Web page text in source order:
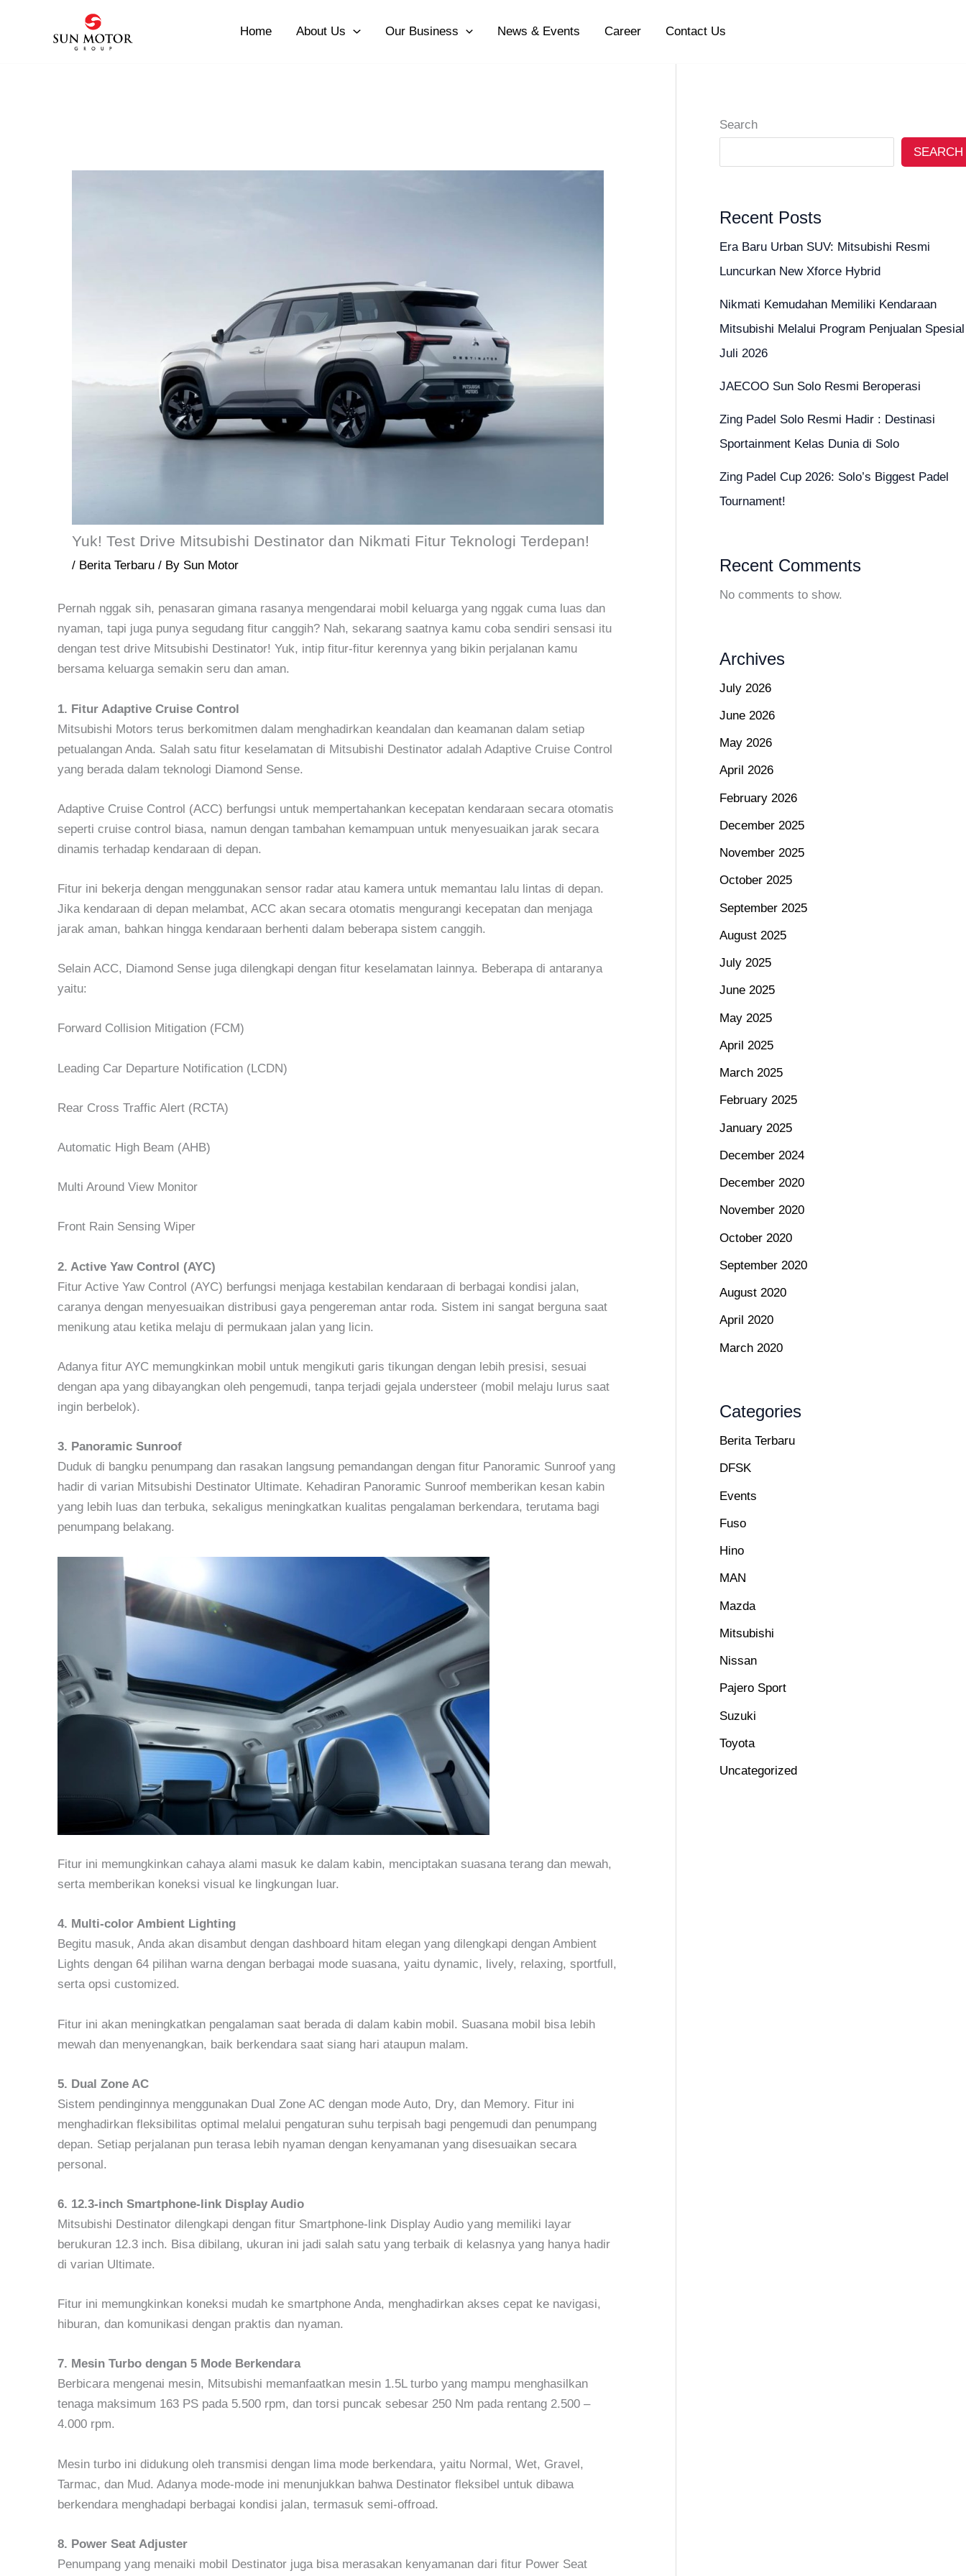
Home About Us Our Business News & Events Career Contact Us
Yuk! Test Drive Mitsubishi Destinator dan Nikmati Fitur Teknologi Terdepan!
/ Berita Terbaru / By Sun Motor
Pernah nggak sih, penasaran gimana rasanya mengendarai mobil keluarga yang nggak cuma luas dan
nyaman, tapi juga punya segudang fitur canggih? Nah, sekarang saatnya kamu coba sendiri sensasi itu
dengan test drive Mitsubishi Destinator! Yuk, intip fitur-fitur kerennya yang bikin perjalanan kamu
bersama keluarga semakin seru dan aman.
1. Fitur Adaptive Cruise Control
Mitsubishi Motors terus berkomitmen dalam menghadirkan keandalan dan keamanan dalam setiap
petualangan Anda. Salah satu fitur keselamatan di Mitsubishi Destinator adalah Adaptive Cruise Control
yang berada dalam teknologi Diamond Sense.
Adaptive Cruise Control (ACC) berfungsi untuk mempertahankan kecepatan kendaraan secara otomatis
seperti cruise control biasa, namun dengan tambahan kemampuan untuk menyesuaikan jarak secara
dinamis terhadap kendaraan di depan.
Fitur ini bekerja dengan menggunakan sensor radar atau kamera untuk memantau lalu lintas di depan.
Jika kendaraan di depan melambat, ACC akan secara otomatis mengurangi kecepatan dan menjaga
jarak aman, bahkan hingga kendaraan berhenti dalam beberapa sistem canggih.
Selain ACC, Diamond Sense juga dilengkapi dengan fitur keselamatan lainnya. Beberapa di antaranya
yaitu:
Forward Collision Mitigation (FCM)
Leading Car Departure Notification (LCDN)
Rear Cross Traffic Alert (RCTA)
Automatic High Beam (AHB)
Multi Around View Monitor
Front Rain Sensing Wiper
2. Active Yaw Control (AYC)
Fitur Active Yaw Control (AYC) berfungsi menjaga kestabilan kendaraan di berbagai kondisi jalan,
caranya dengan menyesuaikan distribusi gaya pengereman antar roda. Sistem ini sangat berguna saat
menikung atau ketika melaju di permukaan jalan yang licin.
Adanya fitur AYC memungkinkan mobil untuk mengikuti garis tikungan dengan lebih presisi, sesuai
dengan apa yang dibayangkan oleh pengemudi, tanpa terjadi gejala understeer (mobil melaju lurus saat
ingin berbelok).
3. Panoramic Sunroof
Duduk di bangku penumpang dan rasakan langsung pemandangan dengan fitur Panoramic Sunroof yang
hadir di varian Mitsubishi Destinator Ultimate. Kehadiran Panoramic Sunroof memberikan kesan kabin
yang lebih luas dan terbuka, sekaligus meningkatkan kualitas pengalaman berkendara, terutama bagi
penumpang belakang.
Fitur ini memungkinkan cahaya alami masuk ke dalam kabin, menciptakan suasana terang dan mewah,
serta memberikan koneksi visual ke lingkungan luar.
4. Multi-color Ambient Lighting
Begitu masuk, Anda akan disambut dengan dashboard hitam elegan yang dilengkapi dengan Ambient
Lights dengan 64 pilihan warna dengan berbagai mode suasana, yaitu dynamic, lively, relaxing, sportfull,
serta opsi customized.
Fitur ini akan meningkatkan pengalaman saat berada di dalam kabin mobil. Suasana mobil bisa lebih
mewah dan menyenangkan, baik berkendara saat siang hari ataupun malam.
5. Dual Zone AC
Sistem pendinginnya menggunakan Dual Zone AC dengan mode Auto, Dry, dan Memory. Fitur ini
menghadirkan fleksibilitas optimal melalui pengaturan suhu terpisah bagi pengemudi dan penumpang
depan. Setiap perjalanan pun terasa lebih nyaman dengan kenyamanan yang disesuaikan secara
personal.
6. 12.3-inch Smartphone-link Display Audio
Mitsubishi Destinator dilengkapi dengan fitur Smartphone-link Display Audio yang memiliki layar
berukuran 12.3 inch. Bisa dibilang, ukuran ini jadi salah satu yang terbaik di kelasnya yang hanya hadir
di varian Ultimate.
Fitur ini memungkinkan koneksi mudah ke smartphone Anda, menghadirkan akses cepat ke navigasi,
hiburan, dan komunikasi dengan praktis dan nyaman.
7. Mesin Turbo dengan 5 Mode Berkendara
Berbicara mengenai mesin, Mitsubishi memanfaatkan mesin 1.5L turbo yang mampu menghasilkan
tenaga maksimum 163 PS pada 5.500 rpm, dan torsi puncak sebesar 250 Nm pada rentang 2.500 –
4.000 rpm.
Mesin turbo ini didukung oleh transmisi dengan lima mode berkendara, yaitu Normal, Wet, Gravel,
Tarmac, dan Mud. Adanya mode-mode ini menunjukkan bahwa Destinator fleksibel untuk dibawa
berkendara menghadapi berbagai kondisi jalan, termasuk semi-offroad.
8. Power Seat Adjuster
Penumpang yang menaiki mobil Destinator juga bisa merasakan kenyamanan dari fitur Power Seat
Search
SEARCH
Recent Posts
Era Baru Urban SUV: Mitsubishi Resmi
Luncurkan New Xforce Hybrid
Nikmati Kemudahan Memiliki Kendaraan
Mitsubishi Melalui Program Penjualan Spesial
Juli 2026
JAECOO Sun Solo Resmi Beroperasi
Zing Padel Solo Resmi Hadir : Destinasi
Sportainment Kelas Dunia di Solo
Zing Padel Cup 2026: Solo’s Biggest Padel
Tournament!
Recent Comments
No comments to show.
Archives
July 2026
June 2026
May 2026
April 2026
February 2026
December 2025
November 2025
October 2025
September 2025
August 2025
July 2025
June 2025
May 2025
April 2025
March 2025
February 2025
January 2025
December 2024
December 2020
November 2020
October 2020
September 2020
August 2020
April 2020
March 2020
Categories
Berita Terbaru
DFSK
Events
Fuso
Hino
MAN
Mazda
Mitsubishi
Nissan
Pajero Sport
Suzuki
Toyota
Uncategorized